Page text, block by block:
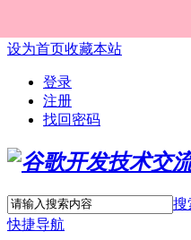
设为首页收藏本站
登录
注册
找回密码
搜
快捷导航